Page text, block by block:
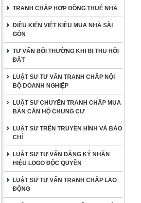
TRANH CHẤP HỢP ĐỒNG THUÊ NHÀ
ĐIỀU KIỆN VIỆT KIỀU MUA NHÀ SÀI
GÒN
TƯ VẤN BỒI THƯỜNG KHI BỊ THU HỒI
ĐẤT
LUẬT SƯ TƯ VẤN TRANH CHẤP NỘI
BỘ DOANH NGHIỆP
LUẬT SƯ CHUYÊN TRANH CHẤP MUA
BÁN CĂN HỘ CHUNG CƯ
LUẬT SƯ TRÊN TRUYỀN HÌNH VÀ BÁO
CHÍ
LUẬT SƯ TƯ VẤN ĐĂNG KÝ NHÃN
HIỆU LOGO ĐỘC QUYỀN
LUẬT SƯ TƯ VẤN TRANH CHẤP LAO
ĐỘNG